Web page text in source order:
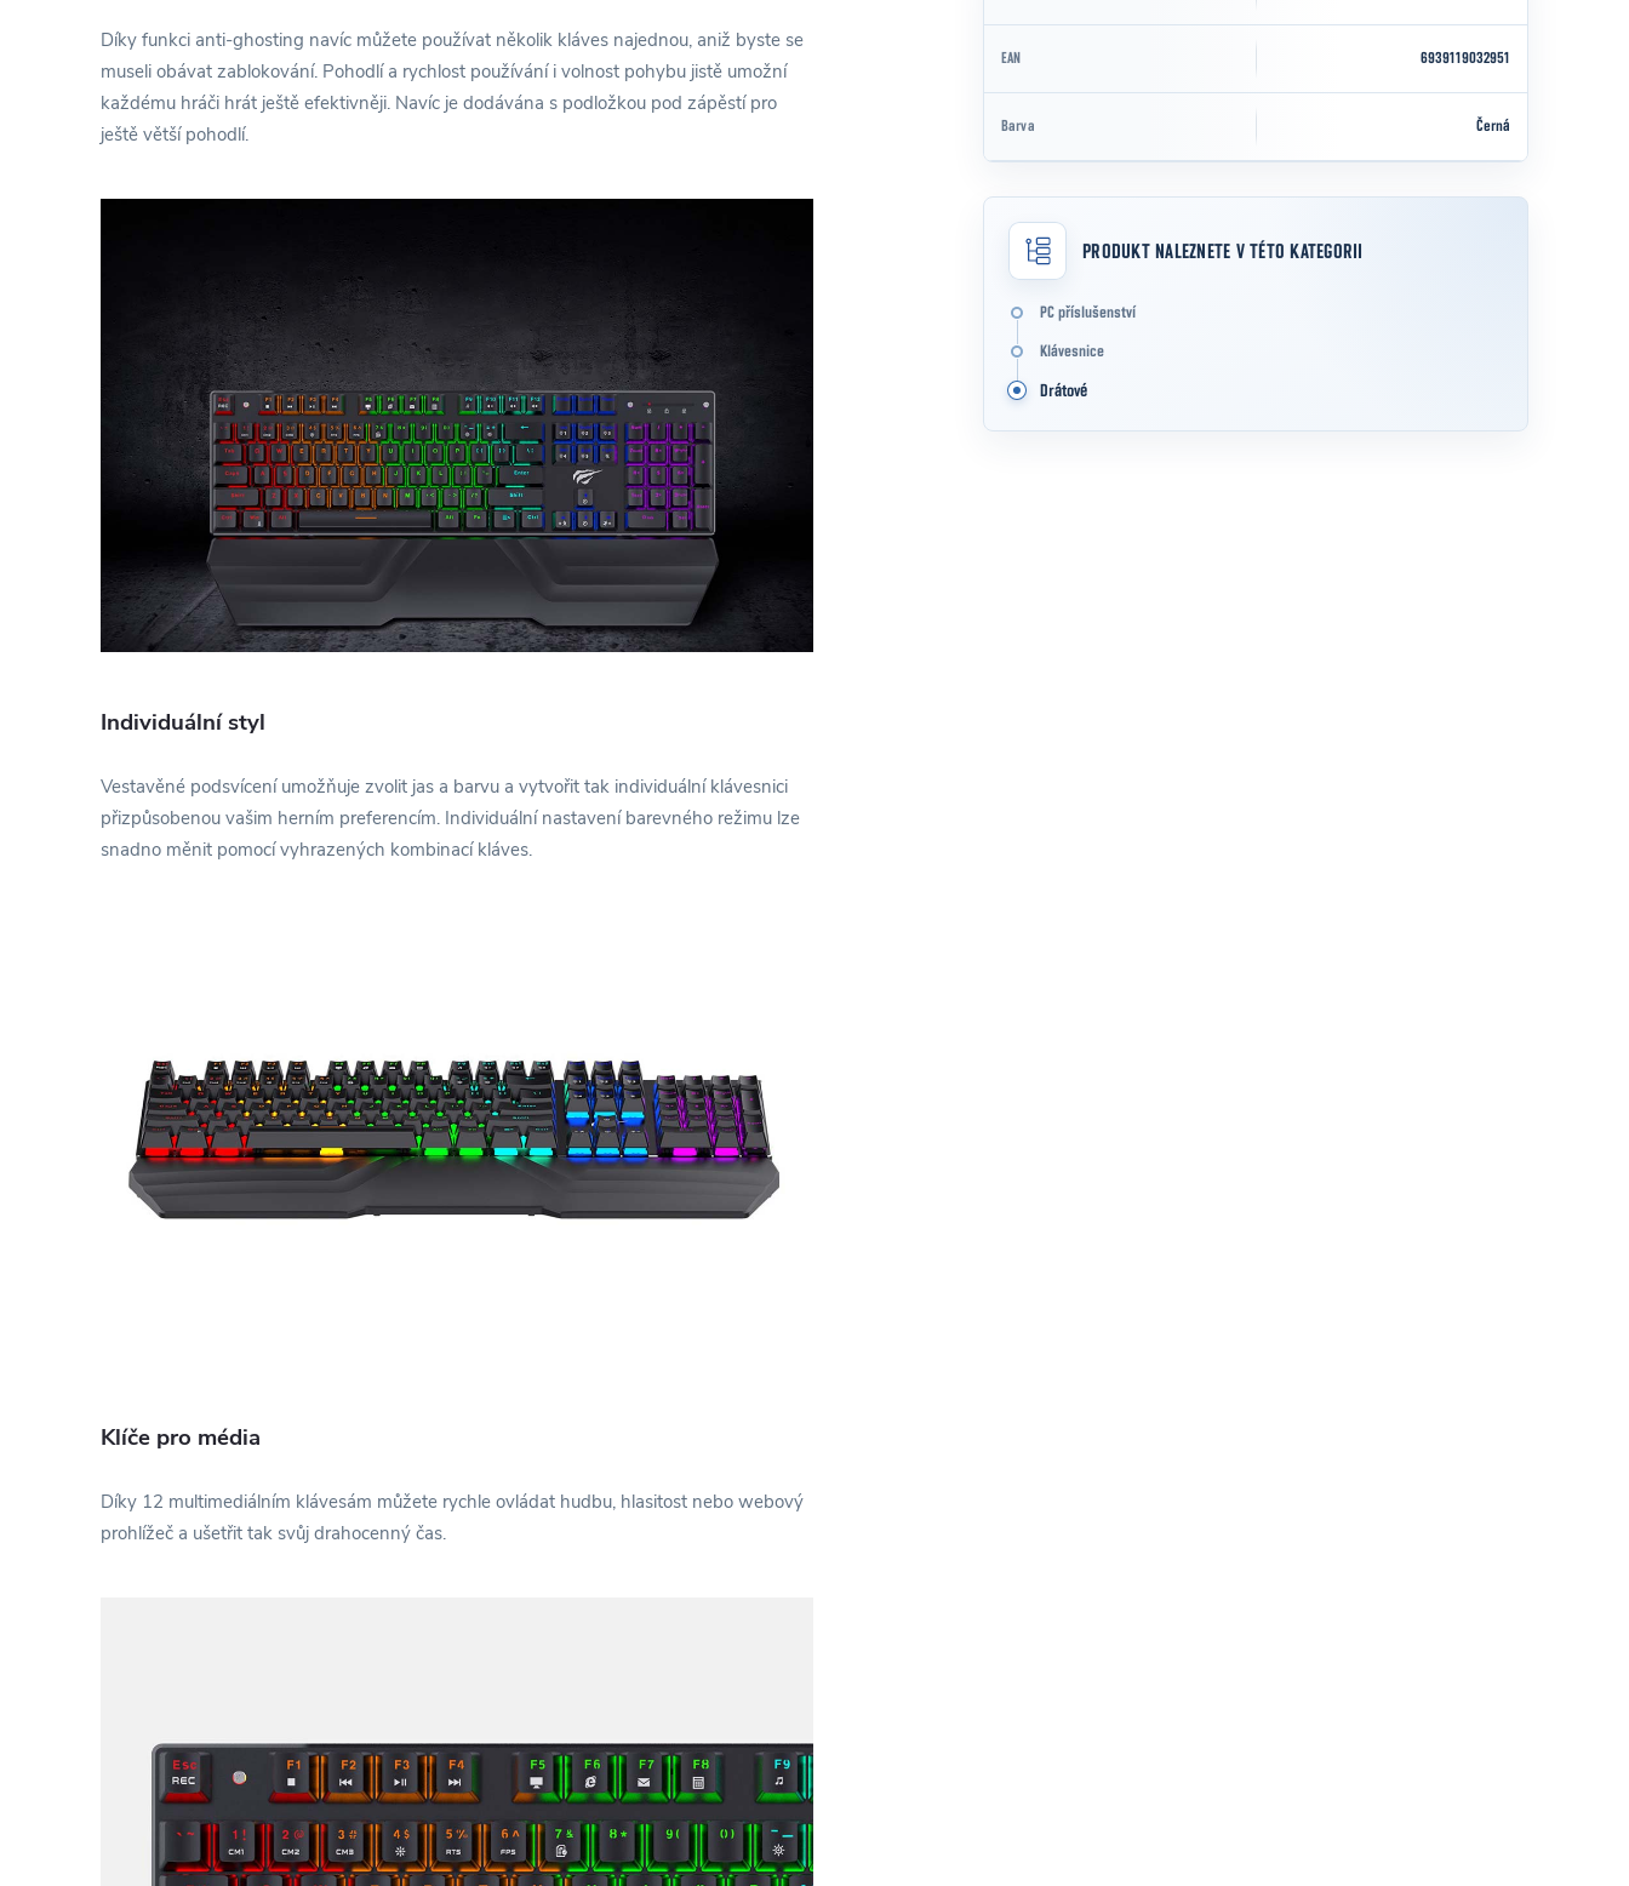
Díky funkci anti-ghosting navíc můžete používat několik kláves najednou, aniž byste se
museli obávat zablokování. Pohodlí a rychlost používání i volnost pohybu jistě umožní
každému hráči hrát ještě efektivněji. Navíc je dodávána s podložkou pod zápěstí pro
ještě větší pohodlí.
Individuální styl
Vestavěné podsvícení umožňuje zvolit jas a barvu a vytvořit tak individuální klávesnici
přizpůsobenou vašim herním preferencím. Individuální nastavení barevného režimu lze
snadno měnit pomocí vyhrazených kombinací kláves.
Klíče pro média
Díky 12 multimediálním klávesám můžete rychle ovládat hudbu, hlasitost nebo webový
prohlížeč a ušetřit tak svůj drahocenný čas.
EAN 6939119032951
Barva Černá
PRODUKT NALEZNETE V TÉTO KATEGORII
PC příslušenství
Klávesnice
Drátové